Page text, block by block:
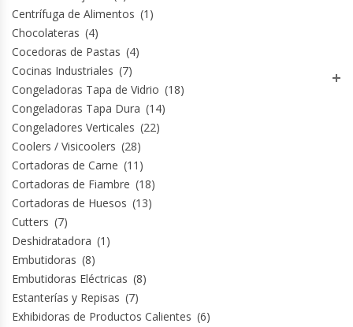
Hornos Turbos / Convectores
Laminadora De Masas
Lavafondos
Lavavajillas
Licuadoras Industriales
Mesones De Trabajo
Mesones Refrigerados
Centrífuga de Alimentos (1)
Chocolateras (4)
Cocedoras de Pastas (4)
Cocinas Industriales (7)
Congeladoras Tapa de Vidrio (18)
Congeladoras Tapa Dura (14)
Congeladores Verticales (22)
Coolers / Visicoolers (28)
Cortadoras de Carne (11)
Cortadoras de Fiambre (18)
Cortadoras de Huesos (13)
Cutters (7)
Deshidratadora (1)
Embutidoras (8)
Embutidoras Eléctricas (8)
Estanterías y Repisas (7)
Exhibidoras de Productos Calientes (6)